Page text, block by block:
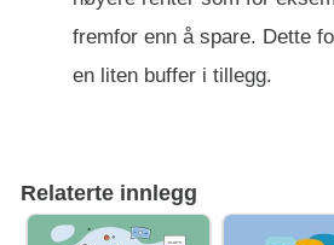
fremfor enn å spare. Dette
en liten buffer i tillegg.
Relaterte innlegg